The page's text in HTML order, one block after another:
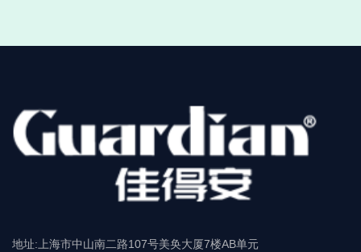
地址:上海市中山南二路107号美奂大厦7楼AB单元